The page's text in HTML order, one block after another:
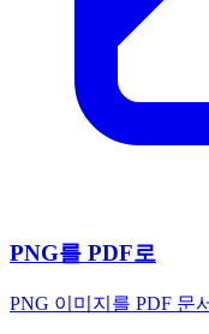
PNG를 PDF로
PNG 이미지를 PDF 문